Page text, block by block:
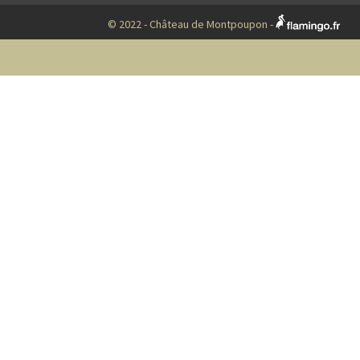
© 2022 - Château de Montpoupon -